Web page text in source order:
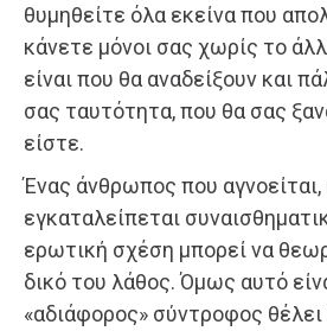
θυμηθείτε όλα εκείνα που
κάνετε μόνοι σας χωρίς το
είναι που θα αναδείξουν και
σας ταυτότητα, που θα σας
είστε.
Ένας άνθρωπος που αγνοείται,
εγκαταλείπεται
ερωτική σχέση μπορεί να
δικό του λάθος. Όμως αυτό
«αδιάφορος» σύντροφος θέλει